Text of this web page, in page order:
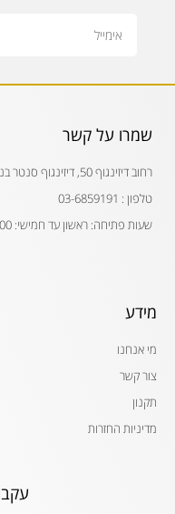
שמרו על קשר
רחוב דיזינגוף 50, דיזינגוף סנטר בניין ב׳, קומה שנייה, תל אביב
טלפון : 03-6859191
שעות פתיחה: ראשון עד חמישי: 10:00-18:00 שישי: 10:00-14:00
מידע
מי אנחנו
צור קשר
תקנון
מדיניות החזרות